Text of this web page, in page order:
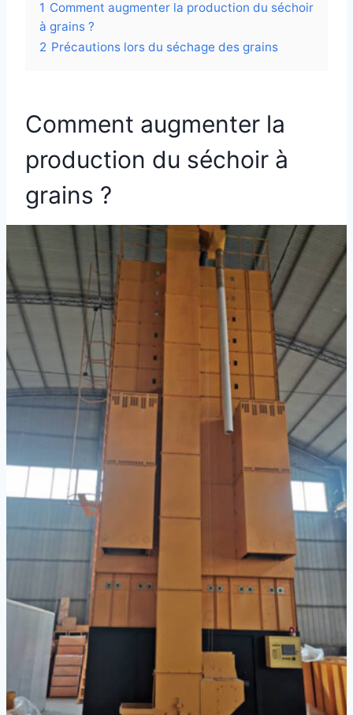
1 Comment augmenter la production du séchoir
à grains ?
2 Précautions lors du séchage des grains
Comment augmenter la
production du séchoir à
grains ?